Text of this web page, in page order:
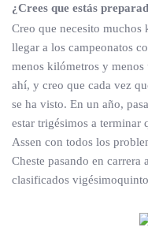
¿Crees que estás
Creo que necesito muchos
llegar a los campeonatos
menos kilómetros y menos
ahí, y creo que cada vez
se ha visto. En un año,
estar trigésimos a terminar
Assen con todos los
Cheste pasando en
clasificados